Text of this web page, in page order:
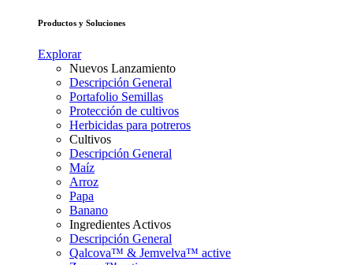
Productos y Soluciones
Explorar
Nuevos Lanzamiento
Descripción General
Portafolio Semillas
Protección de cultivos
Herbicidas para potreros
Cultivos
Descripción General
Maíz
Arroz
Papa
Banano
Ingredientes Activos
Descripción General
Qalcova™ & Jemvelva™ active